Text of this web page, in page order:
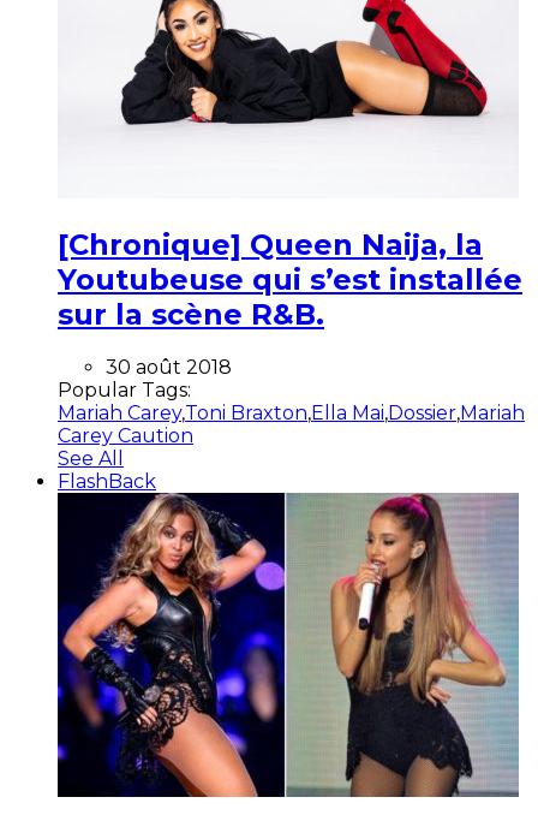
[Chronique] Queen Naija, la
Youtubeuse qui s’est installée
sur la scène R&B.
30 août 2018
Popular Tags:
Mariah Carey,Toni Braxton,Ella Mai,Dossier,Mariah
Carey Caution
See All
FlashBack